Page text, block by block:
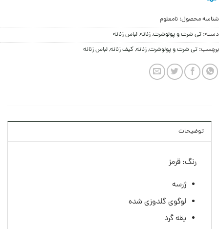
شناسه محصول: نامعلوم
دسته: تی شرت و پولوشرت,زنانه,لباس زنانه
برچسب: تی شرت و پولوشرت,زنانه,کیف زنانه,لباس زنانه
توضیحات
رنگ: قرمز
ژرسه
لوگوی گلدوزی شده
یقه گرد